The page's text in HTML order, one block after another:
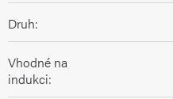
Druh:
Vhodné na
indukci: